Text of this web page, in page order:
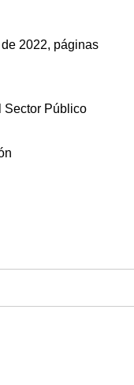
2022, páginas
Sector Público